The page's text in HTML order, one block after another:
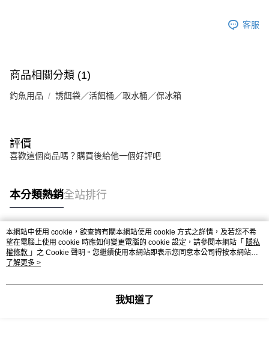
宅配
客服
商品相關分類 (1)
釣魚用品 誘餌袋／活餌桶／取水桶／保冰箱
評價
喜歡這個商品嗎？購買後給他一個好評吧
本分類熱銷全站排行
熱門標籤
本網站中使用 cookie，欲查詢有關本網站使用 cookie 方式之詳情，及若您不希
望在電腦上使用 cookie 時應如何變更電腦的 cookie 設定，請參閱本網站「 隱私
權條款 」之 Cookie 聲明。您繼續使用本網站即表示您同意本公司得按本網站使
用條款之 Cookie 聲明使用 cookie。
了解更多 >
我知道了